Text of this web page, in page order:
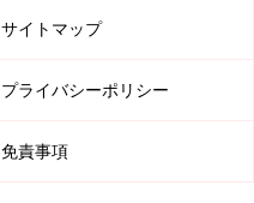
サイトマップ
プライバシーポリシー
免責事項